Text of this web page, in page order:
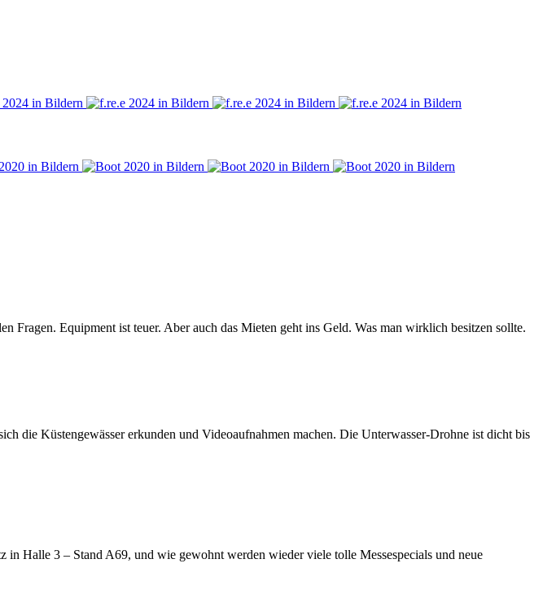
Fragen. Equipment ist teuer. Aber auch das Mieten geht ins Geld. Was man wirklich besitzen sollte.
die Küstengewässer erkunden und Videoaufnahmen machen. Die Unterwasser-Drohne ist dicht bis
in Halle 3 – Stand A69, und wie gewohnt werden wieder viele tolle Messespecials und neue